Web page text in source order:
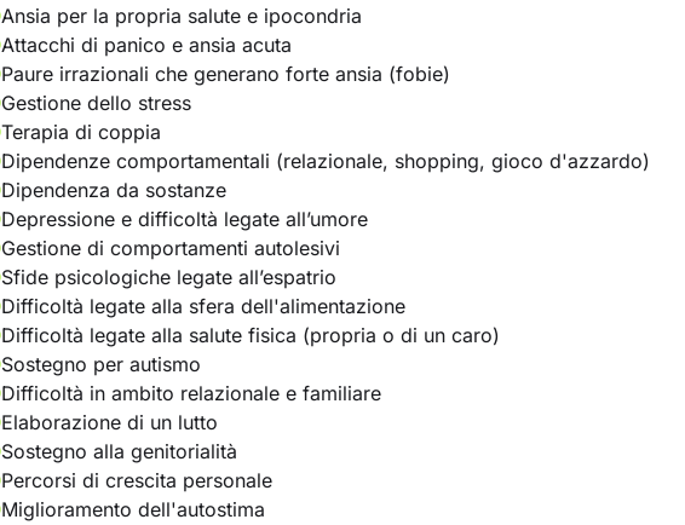
Ansia per la propria salute e ipocondria
Attacchi di panico e ansia acuta
Paure irrazionali che generano forte ansia (fobie)
Gestione dello stress
Terapia di coppia
Dipendenze comportamentali (relazionale, shopping, gioco d'azzardo)
Dipendenza da sostanze
Depressione e difficoltà legate all’umore
Gestione di comportamenti autolesivi
Sfide psicologiche legate all’espatrio
Difficoltà legate alla sfera dell'alimentazione
Difficoltà legate alla salute fisica (propria o di un caro)
Sostegno per autismo
Difficoltà in ambito relazionale e familiare
Elaborazione di un lutto
Sostegno alla genitorialità
Percorsi di crescita personale
Miglioramento dell'autostima